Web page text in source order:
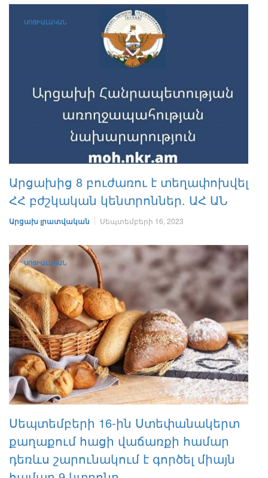
ՍՈՑԻԱԼԱԿԱՆ
Արցախից 8 բուժառու է տեղափոխվել
ՀՀ բժշկական կենտրոններ. ԱՀ ԱՆ
Արցախ լրատվական Սեպտեմբերի 16, 2023
ՍՈՑԻԱԼԱԿԱՆ
Սեպտեմբերի 16-ին Ստեփանակերտ
քաղաքում հացի վաճառքի համար
դեռևս շարունակում է գործել միայն